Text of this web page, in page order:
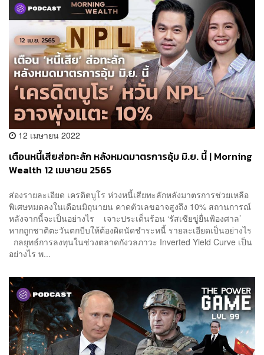
12 เมษายน 2022
เตือนหนี้เสียส่อทะลัก หลังหมดมาตรการอุ้ม มิ.ย. นี้ | Morning
Wealth 12 เมษายน 2565
ส่องรายละเอียด เครดิตบูโร ห่วงหนี้เสียทะลักหลังมาตรการช่วยเหลือ
พิเศษหมดลงในเดือนมิถุนายน คาดตัวเลขอาจสูงถึง 10% สถานการณ์
หลังจากนี้จะเป็นอย่างไร เจาะประเด็นร้อน ‘รัสเซียขู่ยื่นฟ้องศาล’
หากถูกชาติตะวันตกบีบให้ต้องผิดนัดชำระหนี้ รายละเอียดเป็นอย่างไร
กลยุทธ์การลงทุนในช่วงตลาดกังวลภาวะ Inverted Yield Curve เป็น
อย่างไร พ...